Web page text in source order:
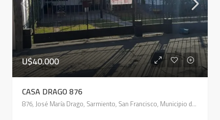
U$40.000
CASA DRAGO 876
876, José María Drago, Sarmiento, San Francisco, Municipio de San Francisco, Pedanía Juárez Celman, Departamento San Justo, Córdoba, 2400, Argentina